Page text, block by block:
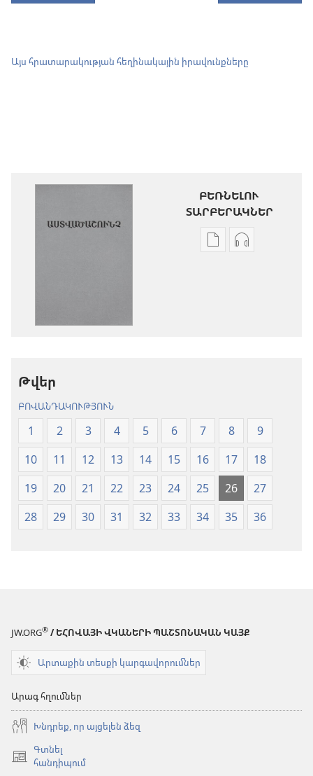
Այս հրատարակության հեղինակային իրավունքները
ԲԵՌՆԵԼՈՒ
ՏԱՐԲԵՐԱԿՆԵՐ
Թվային
Թվեր
ԲՈՎԱՆԴԱԿՈՒԹՅՈՒՆ
1 2 3 4 5 6 7 8
9
10
11 12 13 14 15 16 17
18
19
20 21 22 23 24 25 26
27
28
29 30 31 32 33 34 35 36
JW.ORG® / ԵՀՈՎԱՅԻ ՎԿԱՆԵՐԻ ՊԱՇՏՈՆԱԿԱՆ ԿԱՅՔ
Արտաքին տեսքի կարգավորումներ
Արագ հղումներ
Խնդրեք, որ այցելեն ձեզ
Գտնել
հանդիպում
(բացվում